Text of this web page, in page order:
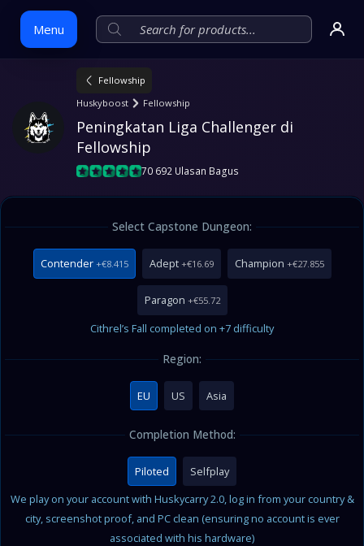
Menu
content
Fellowship
Huskyboost
Fellowship
Peningkatan Liga Challenger di
Fellowship
70 692 Ulasan Bagus
Select Capstone Dungeon:
Contender+€8.415 Adept+€16.69 Champion +€27.855
Paragon +€55.72
Cithrel’s Fall completed on +7 difficulty
Region:
EU US Asia
Completion Method:
Piloted
Selfplay
We play on your account with Huskycarry 2.0, log in from your country &
city, screenshot proof, and PC clean (ensuring no account is ever
associated with his hardware)